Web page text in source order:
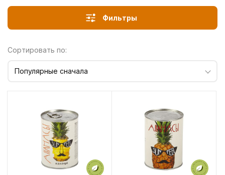
Фильтры
Сортировать по:
Популярные сначала